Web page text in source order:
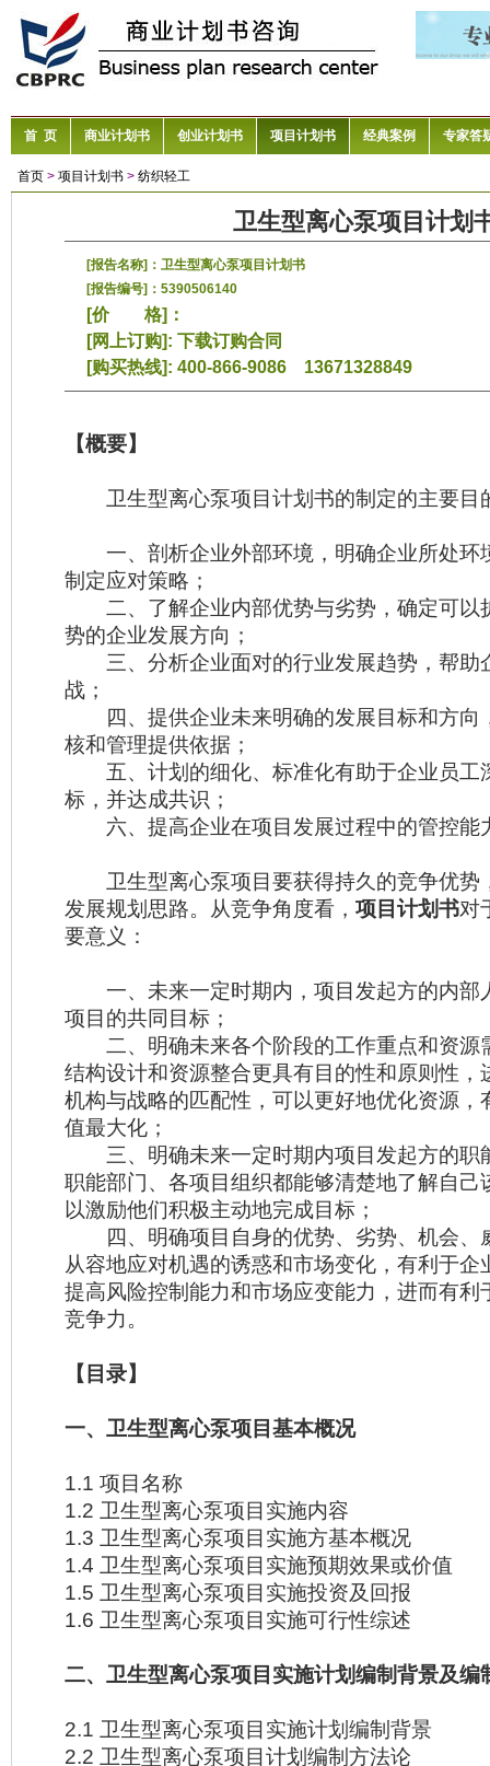
首 页 商业计划书 创业计划书 项目计划书 经典案例 专家答
首页 > 项目计划书 > 纺织轻工
卫生型离心泵项目计划
[报告名称]：卫生型离心泵项目计划书
[报告编号]：5390506140
[价 格]：
[网上订购]:下载订购合同
[购买热线]: 400-866-9086 13671328849
【概要】
卫生型离心泵项目计划书的制定的主要目
一、剖析企业外部环境，明确企业所处环
制定应对策略；
二、了解企业内部优势与劣势，确定可以
势的企业发展方向；
三、分析企业面对的行业发展趋势，帮助
战；
四、提供企业未来明确的发展目标和方向
核和管理提供依据；
五、计划的细化、标准化有助于企业员工
标，并达成共识；
六、提高企业在项目发展过程中的管控能
卫生型离心泵项目要获得持久的竞争优势
发展规划思路。从竞争角度看，项目计划书对
要意义：
一、未来一定时期内，项目发起方的内部
项目的共同目标；
二、明确未来各个阶段的工作重点和资源
结构设计和资源整合更具有目的性和原则性，
机构与战略的匹配性，可以更好地优化资源，
值最大化；
三、明确未来一定时期内项目发起方的职
职能部门、各项目组织都能够清楚地了解自己
以激励他们积极主动地完成目标；
四、明确项目自身的优势、劣势、机会、
从容地应对机遇的诱惑和市场变化，有利于企
提高风险控制能力和市场应变能力，进而有利
竞争力。
【目录】
一、卫生型离心泵项目基本概况
1.1 项目名称
1.2 卫生型离心泵项目实施内容
1.3 卫生型离心泵项目实施方基本概况
1.4 卫生型离心泵项目实施预期效果或价值
1.5 卫生型离心泵项目实施投资及回报
1.6 卫生型离心泵项目实施可行性综述
二、卫生型离心泵项目实施计划编制背景及编
2.1 卫生型离心泵项目实施计划编制背景
2.2 卫生型离心泵项目计划编制方法论